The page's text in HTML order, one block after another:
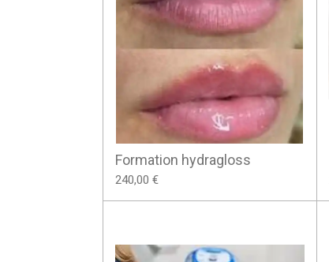
Formation hydragloss
240,00 €